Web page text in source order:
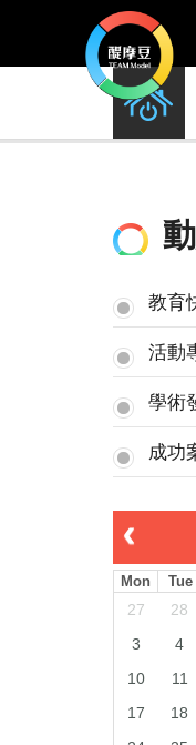
教育
活動
學術
成功
Mon Tue
27 28
3
4
10
11
17
18